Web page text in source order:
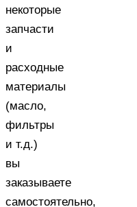
некоторые
запчасти
и
расходные
материалы
(масло,
фильтры
и т.д.)
вы
заказываете
самостоятельно,